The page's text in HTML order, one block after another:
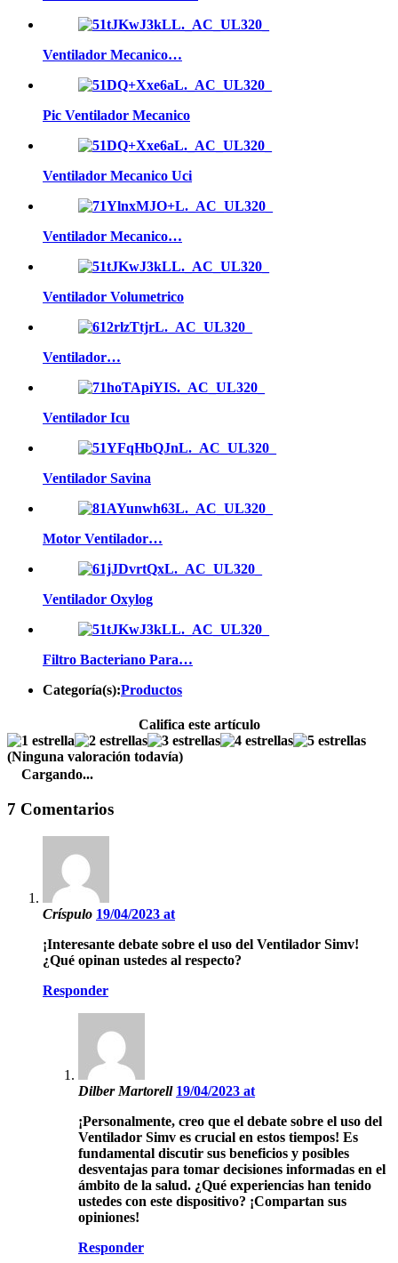
Ventilador Mecanico…
Pic Ventilador Mecanico
Ventilador Mecanico Uci
Ventilador Mecanico…
Ventilador Volumetrico
Ventilador…
Ventilador Icu
Ventilador Savina
Motor Ventilador…
Ventilador Oxylog
Filtro Bacteriano Para…
Categoría(s):Productos
Califica este artículo
(Ninguna valoración todavía)
Cargando...
7 Comentarios
Críspulo 19/04/2023 at
¡Interesante debate sobre el uso del Ventilador Simv!
¿Qué opinan ustedes al respecto?
Responder
Dilber Martorell 19/04/2023 at
¡Personalmente, creo que el debate sobre el uso del
Ventilador Simv es crucial en estos tiempos! Es
fundamental discutir sus beneficios y posibles
desventajas para tomar decisiones informadas en el
ámbito de la salud. ¿Qué experiencias han tenido
ustedes con este dispositivo? ¡Compartan sus
opiniones!
Responder